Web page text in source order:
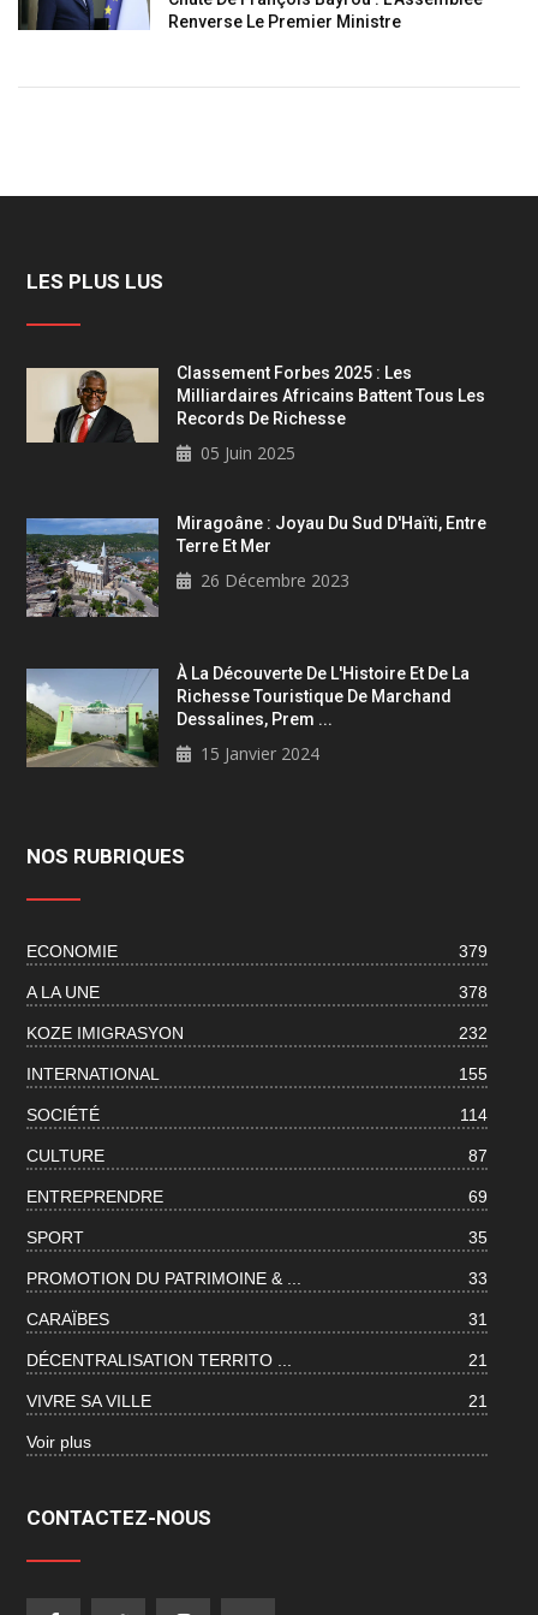
Renverse Le Premier Ministre
LES PLUS LUS
Classement Forbes 2025 : Les
Milliardaires Africains Battent Tous Les
Records De Richesse
05 Juin 2025
Miragoâne : Joyau Du Sud D'Haïti, Entre
Terre Et Mer
26 Décembre 2023
À La Découverte De L'Histoire Et De La
Richesse Touristique De Marchand
Dessalines, Prem ...
15 Janvier 2024
NOS RUBRIQUES
ECONOMIE 379
A LA UNE 378
KOZE IMIGRASYON 232
INTERNATIONAL 155
SOCIÉTÉ 114
CULTURE 87
ENTREPRENDRE 69
SPORT 35
PROMOTION DU PATRIMOINE & ... 33
CARAÏBES 31
DÉCENTRALISATION TERRITO ... 21
VIVRE SA VILLE 21
Voir plus
CONTACTEZ-NOUS